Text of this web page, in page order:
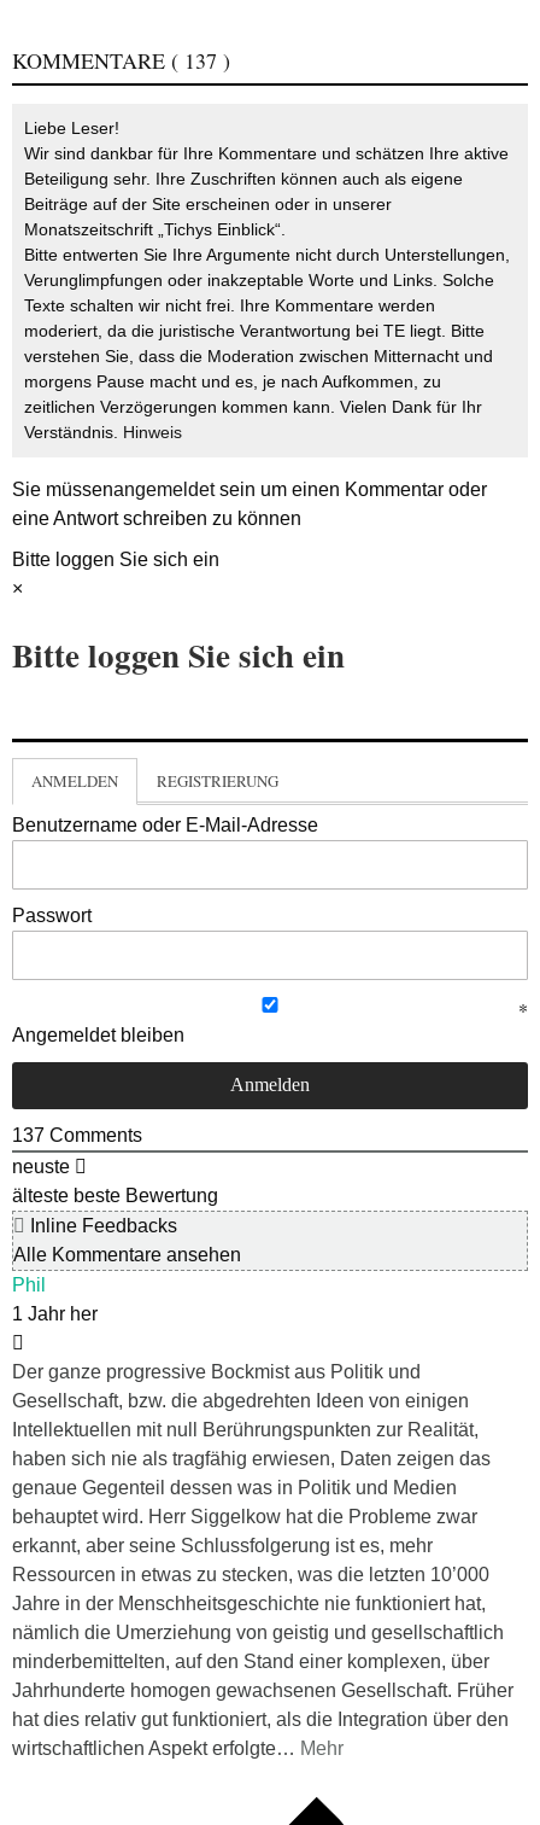
KOMMENTARE ( 137 )
Liebe Leser!
Wir sind dankbar für Ihre Kommentare und schätzen Ihre aktive
Beteiligung sehr. Ihre Zuschriften können auch als eigene
Beiträge auf der Site erscheinen oder in unserer
Monatszeitschrift „Tichys Einblick“.
Bitte entwerten Sie Ihre Argumente nicht durch Unterstellungen,
Verunglimpfungen oder inakzeptable Worte und Links. Solche
Texte schalten wir nicht frei. Ihre Kommentare werden
moderiert, da die juristische Verantwortung bei TE liegt. Bitte
verstehen Sie, dass die Moderation zwischen Mitternacht und
morgens Pause macht und es, je nach Aufkommen, zu
zeitlichen Verzögerungen kommen kann. Vielen Dank für Ihr
Verständnis. Hinweis
Sie müssenangemeldetsein um einen Kommentar oder
eine Antwort schreiben zu können
Bitte loggen Sie sich ein
×
Bitte loggen Sie sich ein
ANMELDEN REGISTRIERUNG
Benutzername oder E-Mail-Adresse
Passwort
Angemeldet bleiben
137 Comments
neuste
älteste beste Bewertung
Inline Feedbacks
Alle Kommentare ansehen
Phil
1 Jahr her
Der ganze progressive Bockmist aus Politik und
Gesellschaft, bzw. die abgedrehten Ideen von einigen
Intellektuellen mit null Berührungspunkten zur Realität,
haben sich nie als tragfähig erwiesen, Daten zeigen das
genaue Gegenteil dessen was in Politik und Medien
behauptet wird. Herr Siggelkow hat die Probleme zwar
erkannt, aber seine Schlussfolgerung ist es, mehr
Ressourcen in etwas zu stecken, was die letzten 10’000
Jahre in der Menschheitsgeschichte nie funktioniert hat,
nämlich die Umerziehung von geistig und gesellschaftlich
minderbemittelten, auf den Stand einer komplexen, über
Jahrhunderte homogen gewachsenen Gesellschaft. Früher
hat dies relativ gut funktioniert, als die Integration über den
wirtschaftlichen Aspekt erfolgte… Mehr